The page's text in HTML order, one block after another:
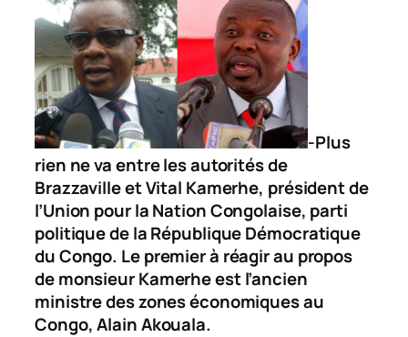
-Plus
rien ne va entre les autorités de
Brazzaville et Vital Kamerhe, président de
l’Union pour la Nation Congolaise, parti
politique de la République Démocratique
du Congo. Le premier à réagir au propos
de monsieur Kamerhe est l’ancien
ministre des zones économiques au
Congo, Alain Akouala.